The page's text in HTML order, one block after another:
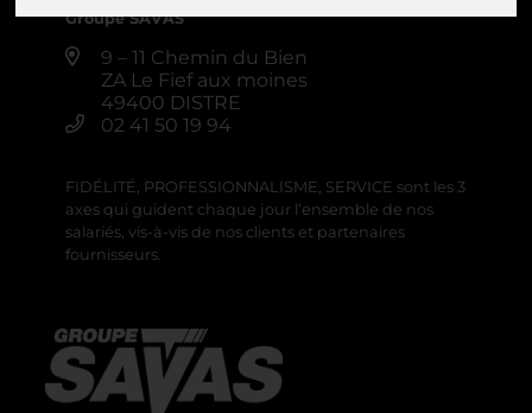
Groupe SAVAS
9 – 11 Chemin du Bien
ZA Le Fief aux moines
49400 DISTRE
02 41 50 19 94
FIDÉLITÉ, PROFESSIONNALISME, SERVICE sont les 3
axes qui guident chaque jour l’ensemble de nos
salariés, vis-à-vis de nos clients et partenaires
fournisseurs.